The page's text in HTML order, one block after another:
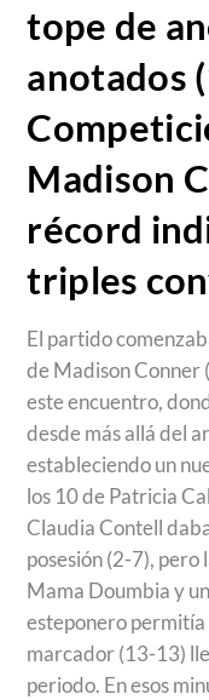
tope de
anotados
Madison
récord
triples
El partido
de Madison Conner
este encuentro,
desde más allá del
estableciendo un
los 10 de Patricia
Claudia Contell
posesión (2-7), pero
Mama Doumbia y
esteponero permitía
marcador (13-13)
periodo. En esos